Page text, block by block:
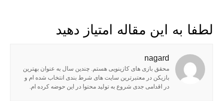
لطفا به این مقاله امتیاز دهید
nagard
محقق بازی های کازینویی هستم. چندین سال به عنوان بهترین
بازیکن در معتبرترین سایت های شرط بندی انتخاب شده ام و
در اقدامی جدی شروع به تولید محتوا در این حوضه کرده ام.